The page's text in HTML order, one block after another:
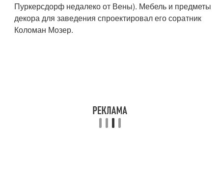
Пуркерсдорф недалеко от Вены). Мебель и предметы
декора для заведения спроектировал его соратник
Коломан Мозер.